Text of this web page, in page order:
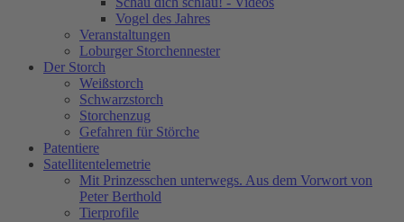
Vogel des Jahres
Veranstaltungen
Loburger Storchennester
Der Storch
Weißstorch
Schwarzstorch
Storchenzug
Gefahren für Störche
Patentiere
Satellitentelemetrie
Mit Prinzesschen unterwegs. Aus dem Vorwort von
Peter Berthold
Tierprofile